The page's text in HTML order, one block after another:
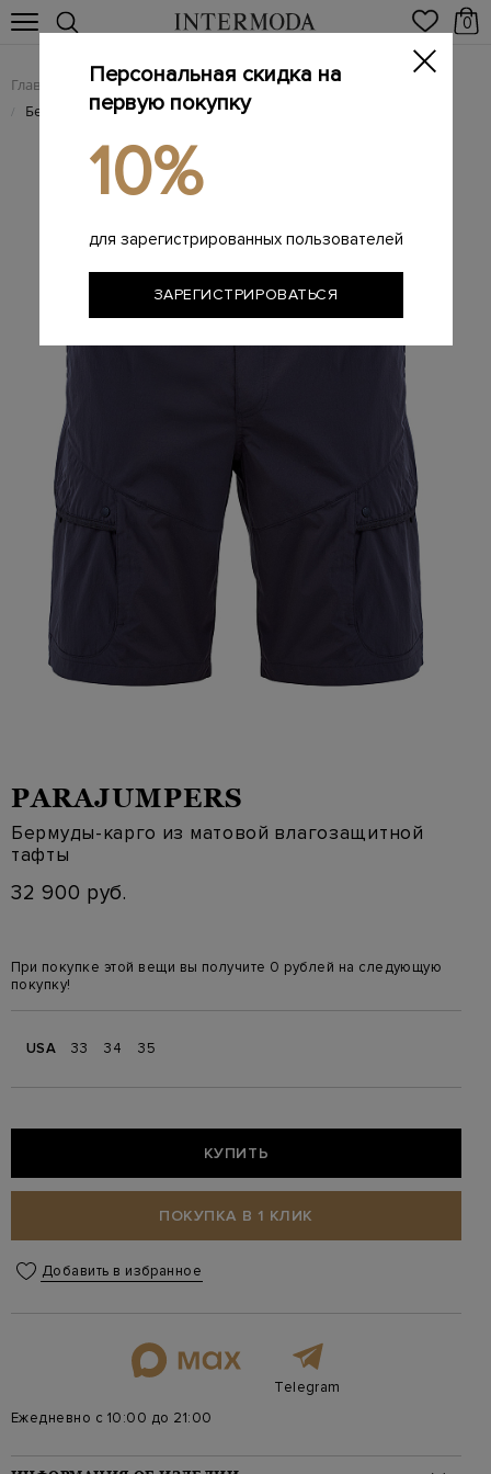
0
Главная Мужчинам / Одежда / Шорты
/ Бермуды-карго из матовой влагозащитной тафты
PARAJUMPERS
Бермуды-карго из матовой влагозащитной
тафты
32 900 руб.
При покупке этой вещи вы получите 0 рублей на следующую
покупку!
USA 33 34 35
КУПИТЬ
ПОКУПКА В 1 КЛИК
Добавить в избранное
Telegram
Ежедневно с 10:00 до 21:00
Персональная скидка на
первую покупку
10%
для зарегистрированных пользователей
ЗАРЕГИСТРИРОВАТЬСЯ